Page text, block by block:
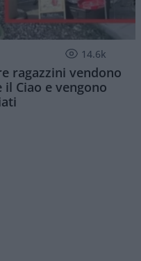
14.6k
ragazzini vendono
Ciao e vengono